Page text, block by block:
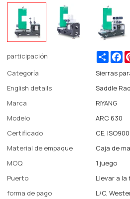
participación Share
Categoría
Sierras
English details
Saddle
Marca
RIYANG
Modelo
ARC 630
Certificado
CE,
Material de empaque
Caja de
MOQ
1 juego
Puerto
Llevar a la
forma de pago
L/C,